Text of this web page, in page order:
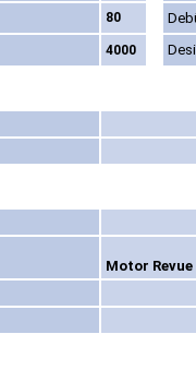
80
4000
Motor Revue